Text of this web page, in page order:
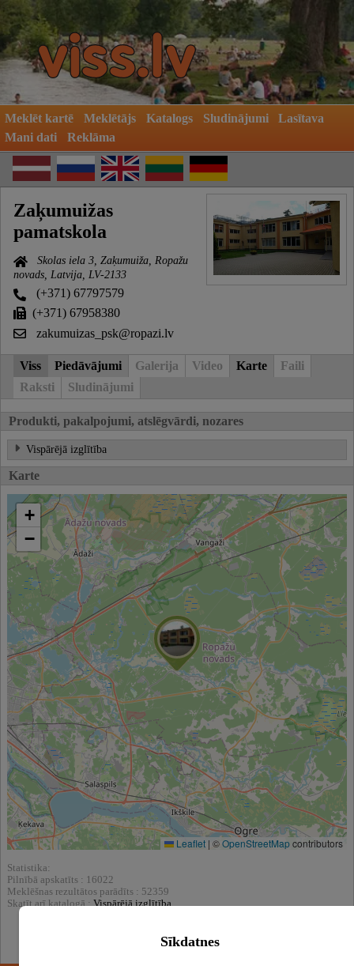
Meklēt kartē Meklētājs Katalogs Sludinājumi
Lasītava
Mani dati
Reklāma
Zaķumuižas
pamatskola
Skolas iela 3, Zaķumuiža, Ropažu
novads, Latvija, LV-2133
(+371) 67797579
(+371) 67958380
zakumuizas_psk@ropazi.lv
Viss Piedāvājumi Galerija Video Karte
Faili
Raksti
Sludinājumi
Produkti, pakalpojumi, atslēgvārdi, nozares
Vispārējā izglītība
Karte
+
−
Leaflet | ©OpenStreetMapcontributors
Statistika:
Pilnībā apskatīts : 16022
Meklēšnas rezultātos parādīts : 52359
Skatīt arī katalogā : Vispārējā izglītība
Sīkdatnes